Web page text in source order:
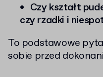
Czy kształt
czy rzadki i
To podstawowe
sobie przed